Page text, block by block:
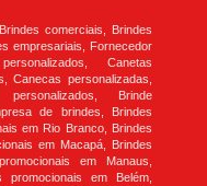
comerciais, Brindes
empresariais, Fornecedor
Canetas
Canecas personalizadas,
Brinde
de brindes, Brindes
em Rio Branco, Brindes
em Macapá, Brindes
em Manaus,
promocionais em Belém,